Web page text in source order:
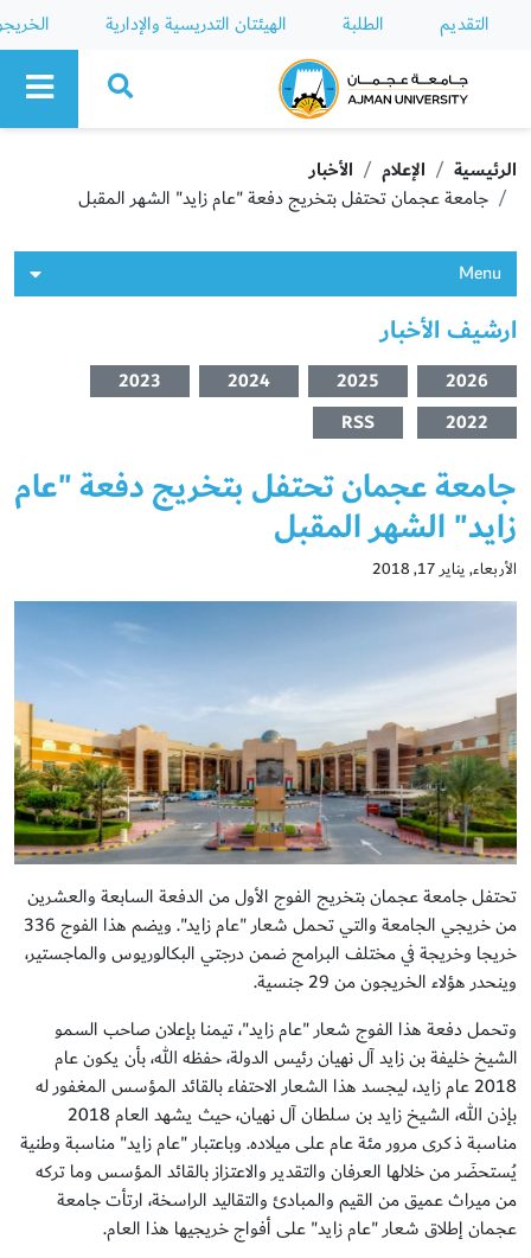
التقديم الطلبة الهيئتان التدريسية والإدارية
Ajman University
الرئيسية الإعلام
الأخبار
جامعة عجمان تحتفل بتخريج دفعة "عام زايد" الشهر المقبل
Menu
ارشيف الأخبار
2026
2025
2024
2023
2022
RSS
جامعة عجمان تحتفل بتخريج دفعة "عام
زايد" الشهر المقبل
الأربعاء, يناير 17, 2018
تحتفل جامعة عجمان بتخريج الفوج الأول من الدفعة السابعة والعشرين
من خريجي الجامعة والتي تحمل شعار "عام زايد". ويضم هذا الفوج 336
خريجا وخريجة في مختلف البرامج ضمن درجتي البكالوريوس والماجستير،
وينحدر هؤلاء الخريجون من 29 جنسية.
وتحمل دفعة هذا الفوج شعار "عام زايد"، تيمنا بإعلان صاحب السمو
الشيخ خليفة بن زايد آل نهيان رئيس الدولة، حفظه الله، بأن يكون عام
2018 عام زايد، ليجسد هذا الشعار الاحتفاء بالقائد المؤسس المغفور له
بإذن الله، الشيخ زايد بن سلطان آل نهيان، حيث يشهد العام 2018
مناسبة ذكرى مرور مئة عام على ميلاده. وباعتبار "عام زايد" مناسبة وطنية
يُستحضَر من خلالها العرفان والتقدير والاعتزاز بالقائد المؤسس وما تركه
من ميراث عميق من القيم والمبادئ والتقاليد الراسخة، ارتأت جامعة
عجمان إطلاق شعار "عام زايد" على أفواج خريجيها هذا العام.